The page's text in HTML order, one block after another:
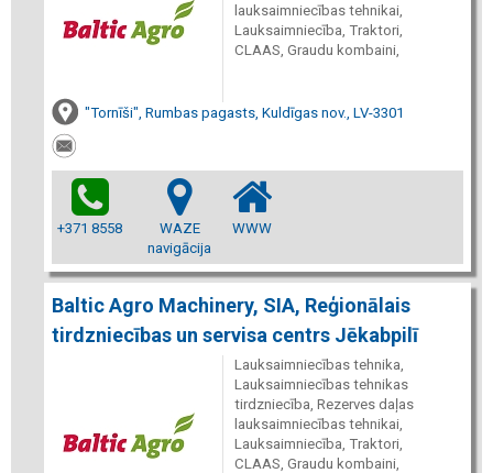
lauksaimniecības tehnikai,
Lauksaimniecība, Traktori,
CLAAS, Graudu kombaini,
"Tornīši", Rumbas pagasts, Kuldīgas nov., LV-3301
+371 8558
WAZE
navigācija
WWW
Baltic Agro Machinery, SIA, Reģionālais
tirdzniecības un servisa centrs Jēkabpilī
Lauksaimniecības tehnika,
Lauksaimniecības tehnikas
tirdzniecība, Rezerves daļas
lauksaimniecības tehnikai,
Lauksaimniecība, Traktori,
CLAAS, Graudu kombaini,